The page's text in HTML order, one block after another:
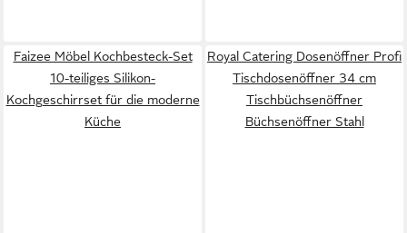
Faizee Möbel Kochbesteck-Set
10-teiliges Silikon-
Kochgeschirrset für die moderne
Küche
Royal Catering Dosenöffner Profi
Tischdosenöffner 34 cm
Tischbüchsenöffner
Büchsenöffner Stahl